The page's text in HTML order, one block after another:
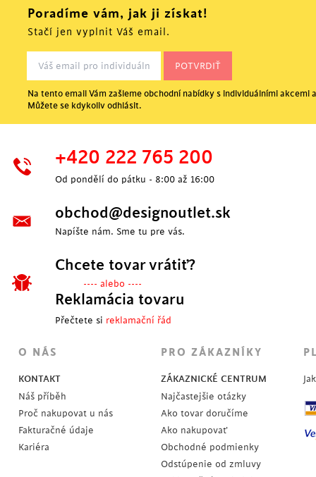
Poradíme vám, jak ji získat!
Stačí jen vyplnit Váš email.
Na tento email Vám zašleme obchodní nabídky s individuálními akcemi
Můžete se kdykoliv odhlásit.
+420 222 765 200
Od pondělí do pátku - 8:00 až 16:00
obchod@designoutlet.sk
Napíšte nám. Sme tu pre vás.
Chcete tovar vrátiť?
---- alebo ----
Reklamácia tovaru
Přečtete si reklamační řád
O NÁS
KONTAKT
Náš příběh
Proč nakupovat u nás
Fakturačné údaje
Kariéra
PRO ZÁKAZNÍKY
ZÁKAZNICKÉ CENTRUM
Najčastejšie otázky
Ako tovar doručíme
Ako nakupovať
Obchodné podmienky
Odstúpenie od zmluvy